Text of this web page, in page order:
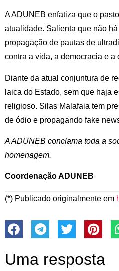
A ADUNEB enfatiza que o
atualidade. Salienta que não
propagação de pautas de
contra a vida, a democracia e a
Diante da atual conjuntura de
laica do Estado, sem que haja
religioso. Silas Malafaia tem
de ódio e propagando fake
A ADUNEB conclama toda a
homenagem.
Coordenação ADUNEB
(*) Publicado originalmente em
Uma resposta